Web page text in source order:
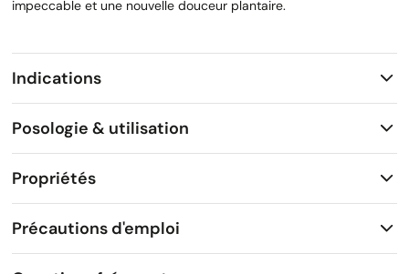
impeccable et une nouvelle douceur plantaire.
Indications
Posologie & utilisation
Propriétés
Précautions d'emploi